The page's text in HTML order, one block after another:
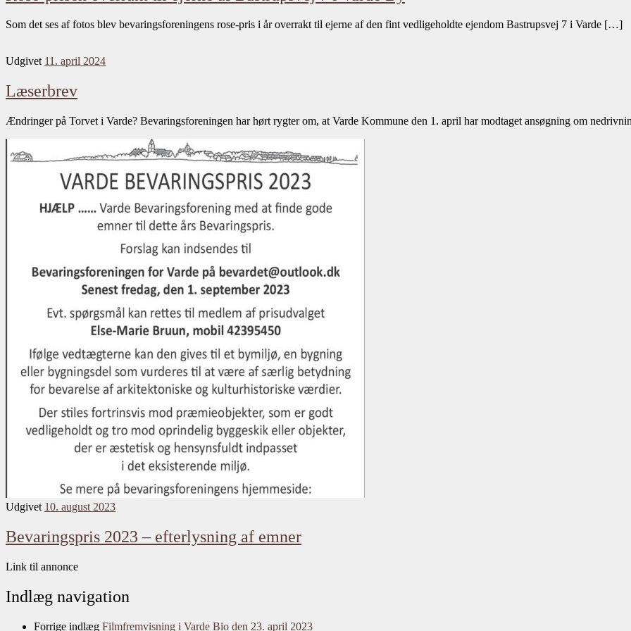
Som det ses af fotos blev bevaringsforeningens rose-pris i år overrakt til ejerne af den fint vedligeholdte ejendom Bastrupsvej 7 i Varde […]
Udgivet 11. april 2024
Læserbrev
Ændringer på Torvet i Varde? Bevaringsforeningen har hørt rygter om, at Varde Kommune den 1. april har modtaget ansøgning om
Udgivet 10. august 2023
Bevaringspris 2023 – efterlysning af emner
Link til annonce
Indlæg navigation
Forrige indlæg Filmfremvisning i Varde Bio den 23. april 2023